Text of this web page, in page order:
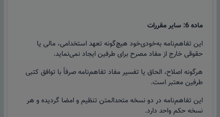
ماده 6: سایر مقررات
این تفاهم‌نامه به‌خودی‌خود هیچ‌گونه تعهد استخدامی، مالی یا
حقوقی خارج از مفاد مصرح برای طرفین ایجاد نمی‌نماید.
هرگونه اصلاح، الحاق یا تفسیر مفاد تفاهم‌نامه صرفاً با توافق کتبی
طرفین معتبر است.
این تفاهم‌نامه در دو نسخه متحدالمتن تنظیم و امضا گردیده و هر
نسخه حکم واحد دارد.